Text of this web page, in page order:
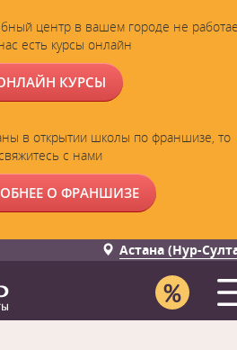
центр в вашем городе не
есть курсы онлайн
КУРСЫ
в открытии школы по франшизе, то
с нами
О ФРАНШИЗЕ
Астана (Нур-